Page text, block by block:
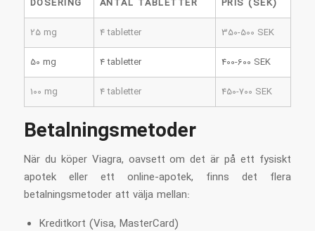
DOSERING ANTAL TABLETTER
PRIS (SEK)
25 mg
4 tabletter
350-500 SEK
50 mg
4 tabletter
400-600 SEK
100 mg
4 tabletter 450-700 SEK
Betalningsmetoder
När du köper Viagra, oavsett om det är på ett fysiskt
apotek eller ett online-apotek, finns det flera
betalningsmetoder att välja mellan:
Kreditkort (Visa, MasterCard)